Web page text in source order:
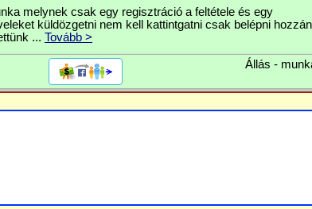
melynek csak egy regisztráció a feltétele és egy
küldözgetni nem kell kattintgatni csak belépni
... Tovább >
Állás -